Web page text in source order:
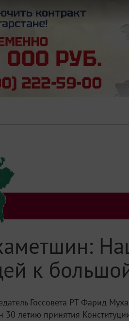
к
Госсовета РТ Фарид
30-летию принятия